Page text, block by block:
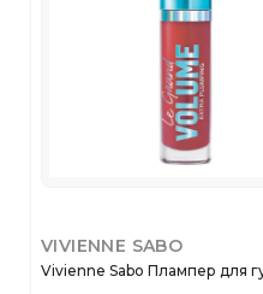
VIVIENNE SABO
Vivienne Sabo Плампер для